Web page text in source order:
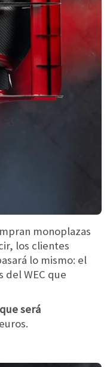
monoplazas
los clientes
lo mismo: el
WEC que
será